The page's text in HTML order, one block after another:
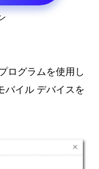
ログラムを使用し
バイル デバイスを